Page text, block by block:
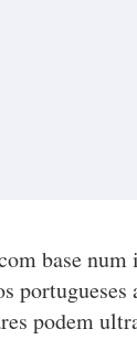
base
podem